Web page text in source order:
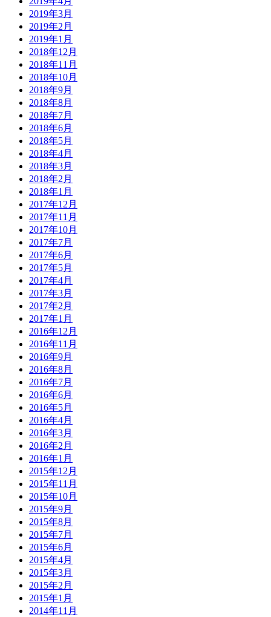
2019年3月
2019年2月
2019年1月
2018年12月
2018年11月
2018年10月
2018年9月
2018年8月
2018年7月
2018年6月
2018年5月
2018年4月
2018年3月
2018年2月
2018年1月
2017年12月
2017年11月
2017年10月
2017年7月
2017年6月
2017年5月
2017年4月
2017年3月
2017年2月
2017年1月
2016年12月
2016年11月
2016年9月
2016年8月
2016年7月
2016年6月
2016年5月
2016年4月
2016年3月
2016年2月
2016年1月
2015年12月
2015年11月
2015年10月
2015年9月
2015年8月
2015年7月
2015年6月
2015年4月
2015年3月
2015年2月
2015年1月
2014年11月